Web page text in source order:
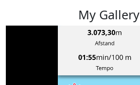
My Gallery